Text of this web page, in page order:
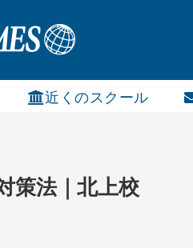
近くのスクール
策法｜北上校